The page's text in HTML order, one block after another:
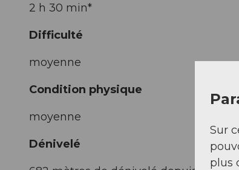
2 h 30 min*
Difficulté
moyenne
Condition physique
moyenne
Dénivelé
Sur
plus